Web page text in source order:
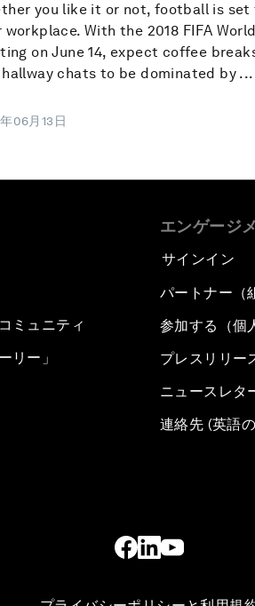
you like it or not, football is set
workplace. With the 2018 FIFA
on June 14, expect coffee
chats to be dominated by ...
06月13日
ミュニティ
リー」
エンゲージ
サインイン
パートナー（
参加する（個
プレスリリー
ニュースレタ
連絡先 (英語